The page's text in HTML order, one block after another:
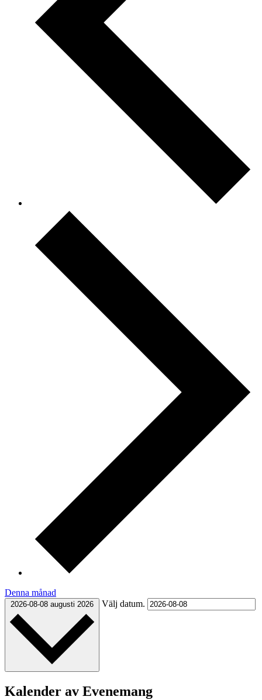
Denna månad
2026-08-08 augusti 2026 Välj datum.
Kalender av Evenemang